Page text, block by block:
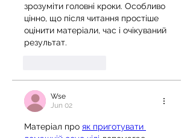
зрозуміти головні кроки. Особливо
цінно, що після читання простіше
оцінити матеріали, час і очікуваний
результат.
Wse
Jun 02
Матеріал про як приготувати